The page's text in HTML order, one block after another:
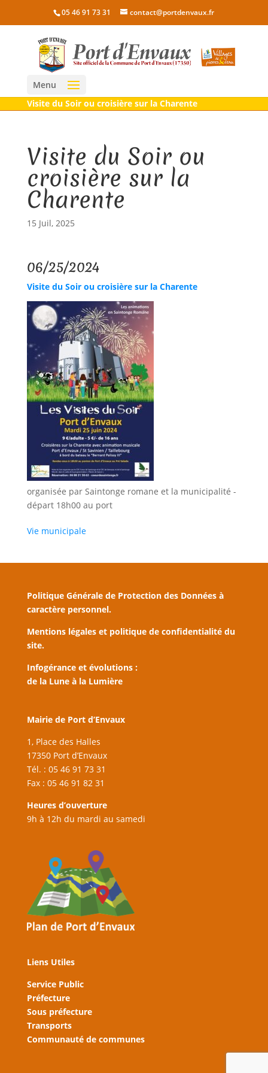
05 46 91 73 31 contact@portdenvaux.fr
Menu
Visite du Soir ou croisière sur la Charente
Visite du Soir ou
croisière sur la
Charente
15 Juil, 2025
06/25/2024
Visite du Soir ou croisière sur la Charente
organisée par Saintonge romane et la municipalité -
départ 18h00 au port
Vie municipale
Politique Générale de Protection des Données à
caractère personnel.
Mentions légales et politique de confidentialité du
site.
Infogérance et évolutions :
de la Lune à la Lumière
Mairie de Port d’Envaux
1, Place des Halles
17350 Port d’Envaux
Tél. : 05 46 91 73 31
Fax : 05 46 91 82 31
Heures d’ouverture
9h à 12h du mardi au samedi
Liens Utiles
Service Public
Préfecture
Sous préfecture
Transports
Communauté de communes